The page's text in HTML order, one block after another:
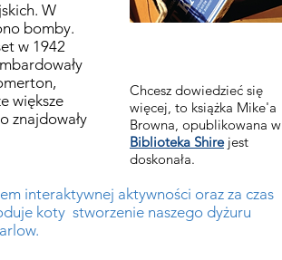
W
bomby.
w 1942
większe
znajdowały
Chcesz dowiedzieć się
więcej, to książka Mike'a
Browna, opublikowana w
Biblioteka Shirejest
doskonała.
interaktywnej aktywności oraz za czas
koty stworzenie naszego dyżuru